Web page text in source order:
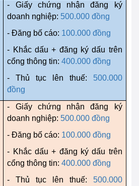
- Giấy chứng nhận đăng ký
doanh nghiệp: 500.000 đồng
- Đăng bố cáo: 100.000 đồng
- Khắc dấu + đăng ký dấu trên
cổng thông tin:400.000 đồng
- Thủ tục lên thuế: 500.000
đồng
- Giấy chứng nhận đăng ký
doanh nghiệp:500.000 đồng
- Đăng bố cáo: 100.000 đồng
- Khắc dấu + đăng ký dấu trên
cổng thông tin:400.000 đồng
- Thủ tục lên thuế: 500.000